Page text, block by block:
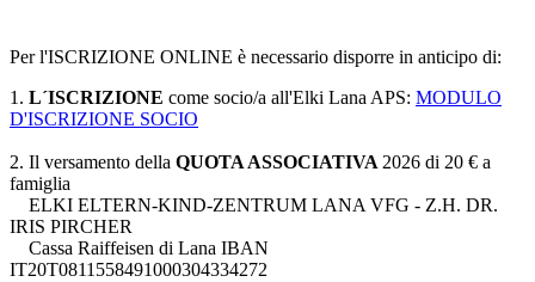
Per l'ISCRIZIONE ONLINE è necessario disporre in anticipo di:
1. L´ISCRIZIONE come socio/a all'Elki Lana APS: MODULO
D'ISCRIZIONE SOCIO
2. Il versamento della QUOTA ASSOCIATIVA 2026 di 20 € a
famiglia
ELKI ELTERN-KIND-ZENTRUM LANA VFG - Z.H. DR.
IRIS PIRCHER
Cassa Raiffeisen di Lana IBAN
IT20T0811558491000304334272